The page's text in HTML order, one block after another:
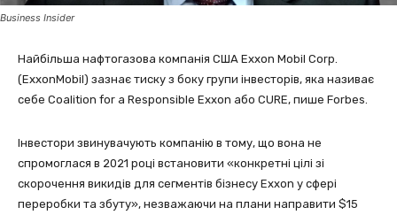
Business Insider
Найбільша нафтогазова компанія США Exxon Mobil Corp.
(ExxonMobil) зазнає тиску з боку групи інвесторів, яка називає
себе Coalition for a Responsible Exxon або CURE, пише Forbes.
Інвестори звинувачують компанію в тому, що вона не
спромоглася в 2021 році встановити «конкретні цілі зі
скорочення викидів для сегментів бізнесу Exxon у сфері
переробки та збуту», незважаючи на плани направити $15